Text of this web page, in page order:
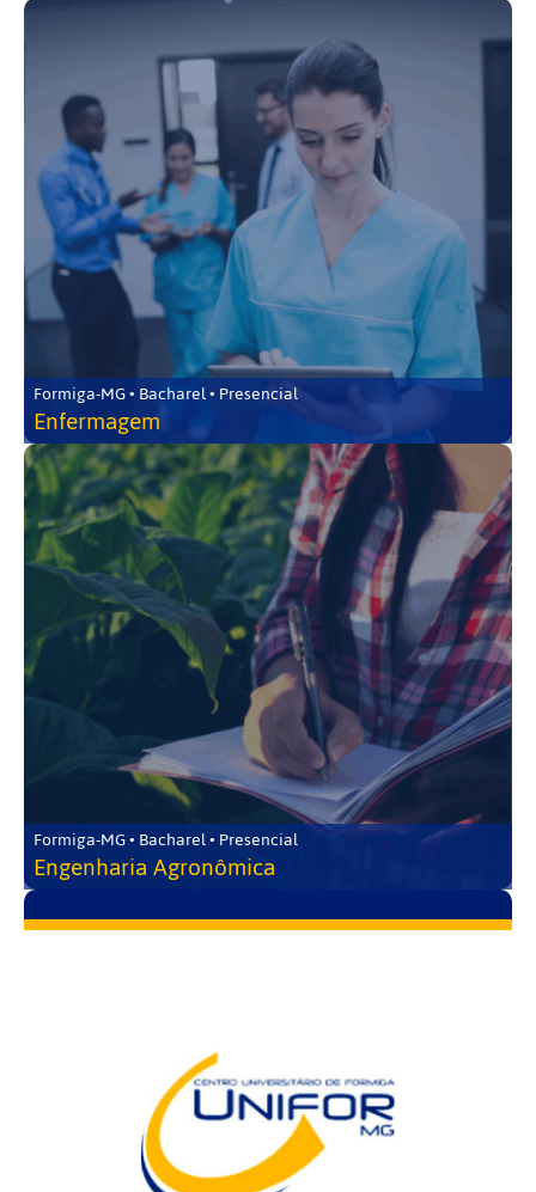
Formiga-MG • Bacharel • Presencial
Enfermagem
Formiga-MG • Bacharel • Presencial
Engenharia Agronômica